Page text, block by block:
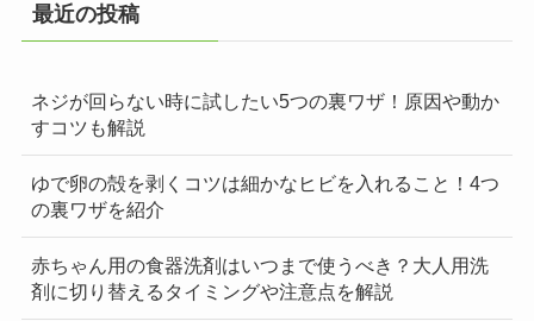
最近の投稿
ネジが回らない時に試したい5つの裏ワザ！原因や動か
すコツも解説
ゆで卵の殻を剥くコツは細かなヒビを入れること！4つ
の裏ワザを紹介
赤ちゃん用の食器洗剤はいつまで使うべき？大人用洗
剤に切り替えるタイミングや注意点を解説